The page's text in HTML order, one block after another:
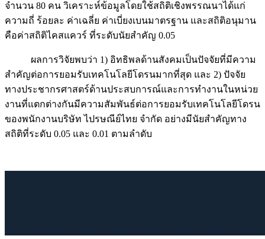
จำนวน 80 คน วิเคราะห์ข้อมูลโดยใช้สถิติเชิงพรรณนาได้แก่
ความถี่ ร้อยละ ค่าเฉลี่ย ค่าเบี่ยงเบนมาตรฐาน และสถิติอนุมาน
คือค่าสถิติไคสแควร์ ที่ระดับนัยสำคัญ 0.05
ผลการวิจัยพบว่า 1) อิทธิพลด้านสังคมเป็นปัจจัยที่มีความ
สำคัญต่อการยอมรับเทคโนโลยีโดรนมากที่สุด และ 2) ปัจจัย
ทางประชากรศาสตร์ด้านประสบการณ์และการทำงานในหน่วย
งานที่แตกต่างกันมีความสัมพันธ์ต่อการยอมรับเทคโนโลยีโดรน
ของพนักงานบริษัท ไปรษณีย์ไทย จำกัด อย่างมีนัยสำคัญทาง
สถิติที่ระดับ 0.05 และ 0.01 ตามลำดับ